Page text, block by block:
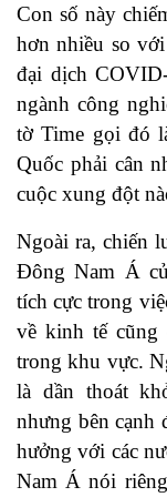
Con số này
hơn nhiều so
đại dịch
ngành công
tờ Time gọi đó
Quốc phải cân
cuộc xung đột
Ngoài ra, chiến
Đông Nam Á
tích cực trong
về kinh tế cũng
trong khu vực.
là dần thoát
nhưng bên cạnh
hưởng với các
Nam Á nói